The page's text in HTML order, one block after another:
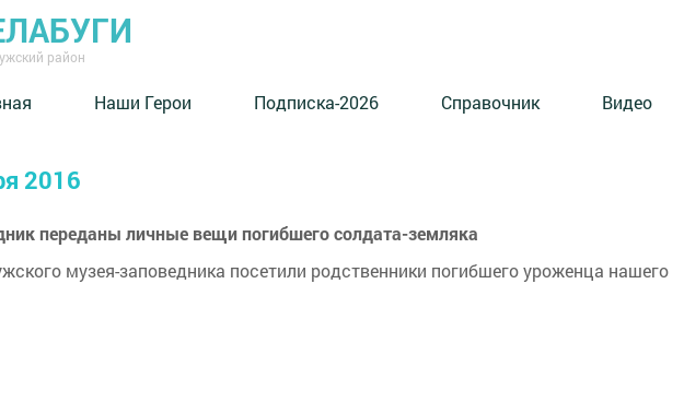
район
Наши Герои Подписка-2026 Справочник Видео
2016
переданы личные вещи погибшего солдата-земляка
музея-заповедника посетили родственники погибшего уроженца нашего